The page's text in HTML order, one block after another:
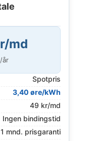
md
år
Spotpris
3,40 øre/kWh
49 kr/md
Ingen bindingstid
1 mnd. prisgaranti